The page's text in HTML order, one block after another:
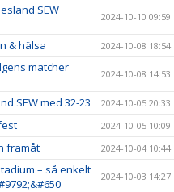
SEW
2024-10-10 09:59
& hälsa 2024-10-08 18:54
matcher
2024-10-08 14:53
SEW med 32-23 2024-10-05 20:33
2024-10-05 10:09
framåt 2024-10-04 10:44
– så enkelt
2024-10-03 14:27